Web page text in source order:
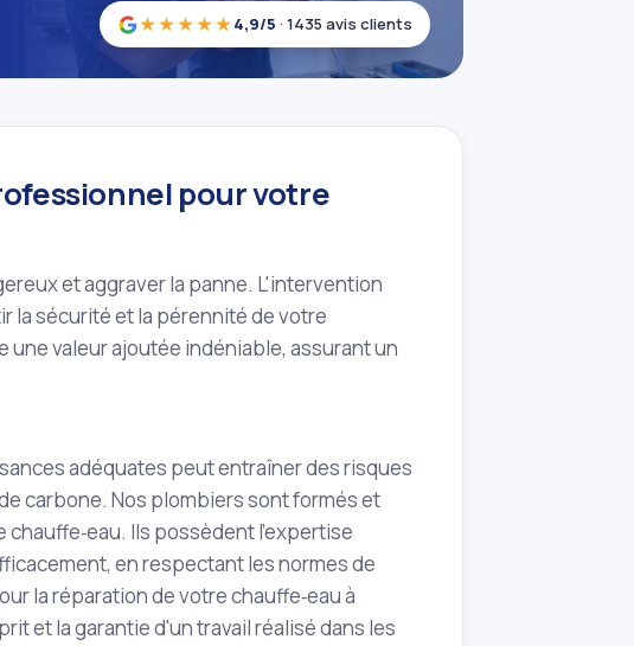
★★★★★4,9/5 · 1435 avis clients
pour votre
et aggraver la panne. L'intervention
la sécurité et la pérennité de votre
valeur ajoutée indéniable, assurant un
adéquates peut entraîner des risques
carbone. Nos plombiers sont formés et
Ils possèdent l'expertise
en respectant les normes de
la réparation de votre chauffe‑eau à
et la garantie d'un travail réalisé dans les